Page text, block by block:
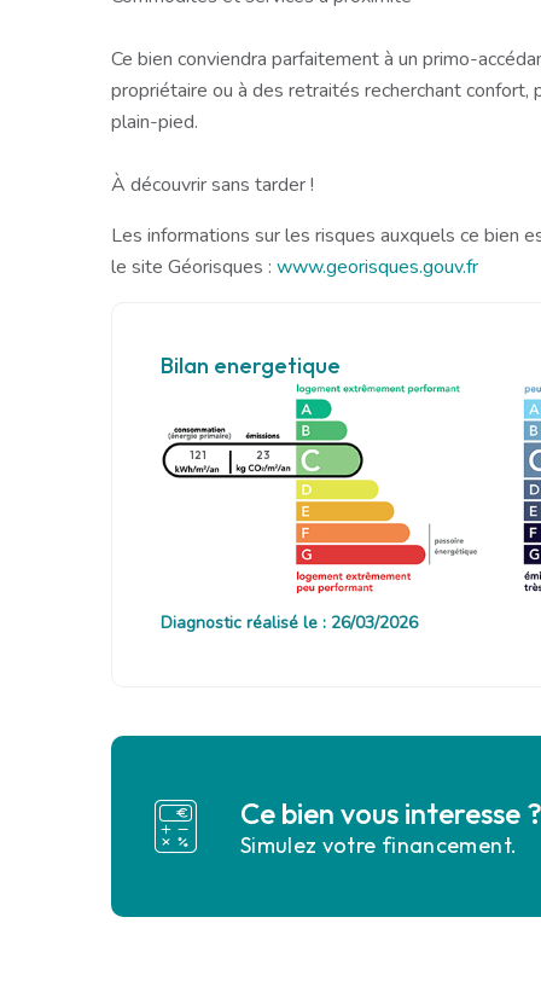
Ce bien conviendra parfaitement à un primo-
propriétaire ou à des retraités recherchant
plain-pied.
À découvrir sans tarder !
Les informations sur les risques auxquels ce bien
le site Géorisques : www.georisques.gouv.fr
Bilan energetique
121 23
Diagnostic réalisé le : 26/03/2026
Ce bien vous interesse ?
Simulez votre financement.